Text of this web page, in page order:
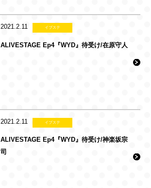
2021.2.11 イブステ
ALIVESTAGE Ep4『WYD』待受け/在原守人
2021.2.11 イブステ
ALIVESTAGE Ep4『WYD』待受け/神楽坂宗
司